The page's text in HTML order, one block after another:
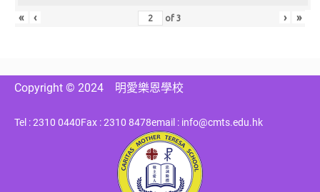
« ‹ of3 › »
Copyright © 2024 明愛樂恩學校
Tel : 2310 0440Fax : 2310 8478email : info@cmts.edu.hk